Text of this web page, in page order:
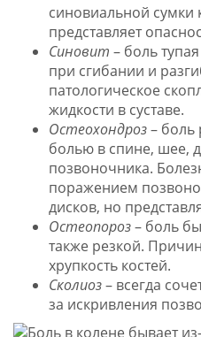
синовиальной сумки
представляет
Синовит – боль
при сгибании и
патологическое
жидкости в суставе.
Остеохондроз– боль
болью в спине, шее,
позвоночника.
поражением
дисков, но
Остеопороз– боль
также резкой.
хрупкость костей.
Сколиоз– всегда
за искривления